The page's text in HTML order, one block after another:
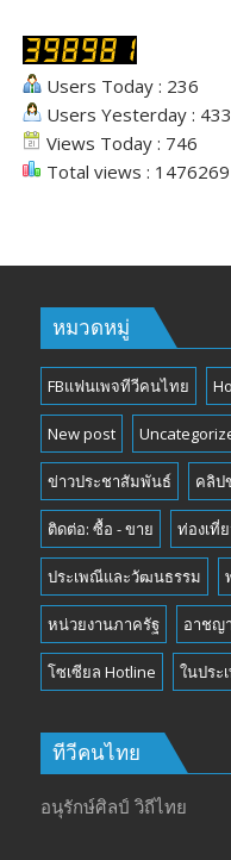
Users Today : 236
Users Yesterday : 433
Views Today : 746
Total views : 1476269
หมวดหมู่
FBแฟนเพจทีวีคนไทย
New post
ข่าวประชาสัมพันธ์ คลิป
ติดต่อ: ซื้อ - ขาย ท่องเที่
ประเพณีและวัฒนธรรม
หน่วยงานภาครัฐ อาชญ
โซเซียล Hotline ในประ
ทีวีคนไทย
อนุรักษ์ศิลป์ วิถีไทย